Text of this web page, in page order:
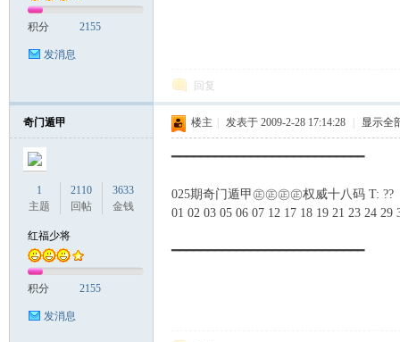
积分 2155
发消息
回复
奇门遁甲
1
主题
2110
回帖
3633
金钱
红福少将
积分 2155
发消息
楼主 发表于 2009-2-28 17:14:28 显示全
━━━━━━━━━━━━━━━━━━━━━━━━━━━
025期奇门遁甲㊣㊣㊣㊣权威十八码 T: ??
01 02 03 05 06 07 12 17 18 19 21 23 24 29
━━━━━━━━━━━━━━━━━━━━━━━━━━━